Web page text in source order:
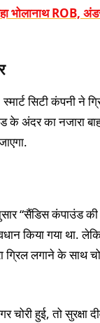
भोलानाथ ROB,
स्मार्ट सिटी कंपनी ने
अंदर का नजारा
“सैंडिस कंपाउंड की
किया गया था.
ग्रिल लगाने के साथ
हुई, तो सुरक्षा